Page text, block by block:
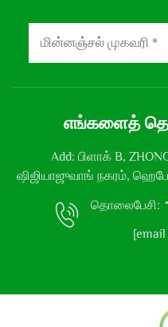
எங்களைத்
Add: பிளாக் B,
ஷிஜியாஜுவாங் நகரம்,
தொலைபேசி: